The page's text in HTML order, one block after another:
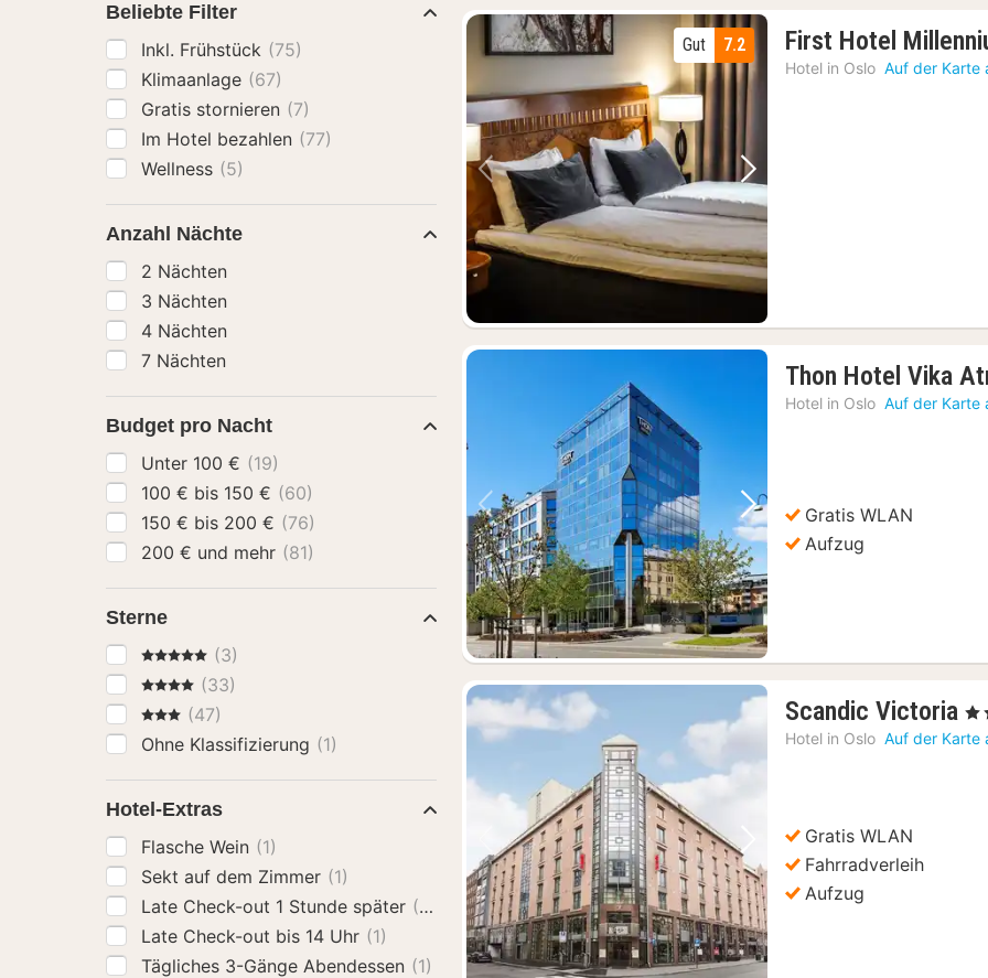
Vorheriges Bild Nächstes Bild
7.2
Gut First Hotel
Hotel in Oslo Auf der Karte
Vorheriges Bild Nächstes Bild
Thon Hotel Vika
Hotel in Oslo Auf der Karte
Gratis WLAN
Aufzug
Vorheriges Bild Nächstes Bild
Scandic Victoria 1
, 3
Hotel in Oslo Auf der Karte
Gratis WLAN
Fahrradverleih
Aufzug
Beliebte Filter
Inkl. Frühstück (75)
Klimaanlage (67)
Gratis stornieren (7)
Im Hotel bezahlen (77)
Wellness (5)
Anzahl Nächte
2 Nächten
3 Nächten
4 Nächten
7 Nächten
Budget pro Nacht
Unter 100 € (19)
100 € bis 150 € (60)
150 € bis 200 € (76)
200 € und mehr (81)
Sterne
5 Sterne (3)
4 Sterne(33)
3 Sterne
(47)
Ohne Klassifizierung (1)
Hotel-Extras
Flasche Wein (1)
Sekt auf dem Zimmer (1)
Late Check-out 1 Stunde später (2)
Late Check-out bis 14 Uhr (1)
Tägliches 3-Gänge Abendessen (1)